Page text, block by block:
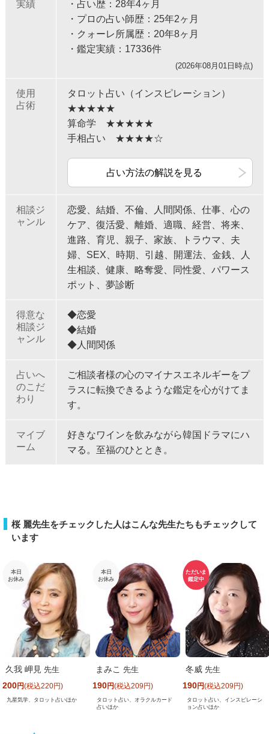
実績
・占い歴：28年4ヶ月
・プロの占い師歴：25年2ヶ月
・クォーレ所属歴：20年8ヶ月
・鑑定実績：17336件
(2026年08月01日時点)
使用
占術
タロット占い（インスピレーション）
★★★★★
算命学 ★★★★★
手相占い ★★★★☆
占い方法の解説を見る
相談ジ
ャンル
恋愛、結婚、不倫、人間関係、仕事、心の
ケア、復活愛、離婚、適職、経営、将来、
進路、育児、親子、家族、トラウマ、夫
婦、SEX、時期、引越、開運法、金銭、人
生相談、健康、略奪愛、同性愛、パワース
ポット、夢診断
得意な
相談ジ
ャンル
◆恋愛
◆結婚
◆人間関係
占いへ
のこだ
わり
ご相談者様の心のマイナスエネルギーをプ
ラスに転換できるような鑑定を心がけてま
す。
マイブ
ーム
好きなワインを飲みながら韓国ドラマにハ
マる。至福のひととき。
桜 麗先生をチェックした人はこんな先生たちもチェックして
います
本日
お休み
久我 岬見 先生
200円(税込220円)
九星気学、タロット占いほか
本日
お休み
まみこ 先生
190円(税込209円)
タロット占い、オラクルカード
占いほか
ただいま
鑑定中
冬威 先生
190円(税込209円)
タロット占い、インスピレーシ
ョン占いほか